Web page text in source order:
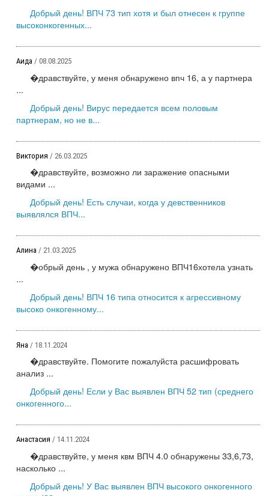
Добрый день! ВПЧ 73 тип хотя и был отнесен к группе
высоконкогенных...
Аида / 08.08.2025
�дравствуйте, у меня обнаружено впч 16, а у партнера
...
Добрый день! Вирус передается всем половым
партнерам, но не в...
Виктория / 26.03.2025
�дравствуйте, возможно ли заражение опасными
видами ...
Добрый день! Есть случаи, когда у девственников
выявлялся ВПЧ...
Алина / 21.03.2025
�обрый день , у мужа обнаружено ВПЧ16хотела узнать
...
Добрый день! ВПЧ 16 типа относится к агрессивному
высоко онкогенному...
Яна / 18.11.2024
�дравствуйте. Помогите пожалуйста расшифровать
анализ ...
Добрый день! Если у Вас выявлен ВПЧ 52 тип (среднего
онкогенного...
Анастасия / 14.11.2024
�дравствуйте, у меня квм ВПЧ 4.0 обнаружены 33,6,73,
насколько ...
Добрый день! У Вас выявлен ВПЧ высокого онкогенного